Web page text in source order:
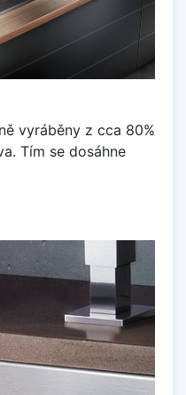
vyráběny z cca 80%
Tím se dosáhne